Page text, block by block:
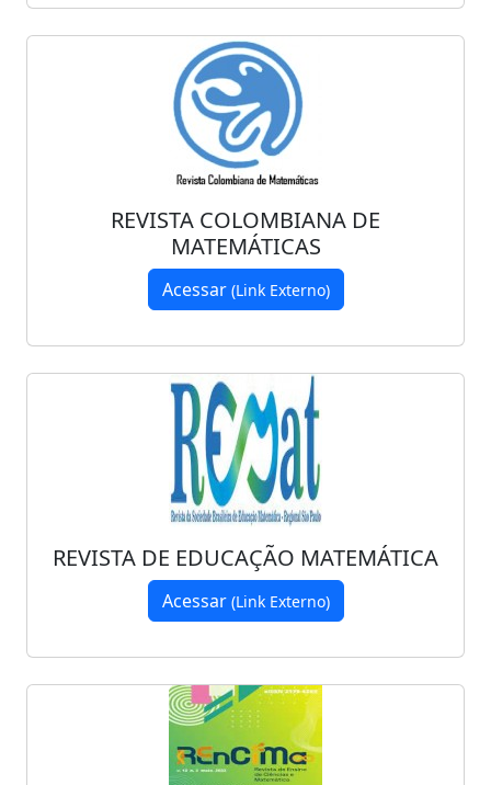
REVISTA COLOMBIANA DE
MATEMÁTICAS
Acessar (Link Externo)
REVISTA DE EDUCAÇÃO MATEMÁTICA
Acessar (Link Externo)